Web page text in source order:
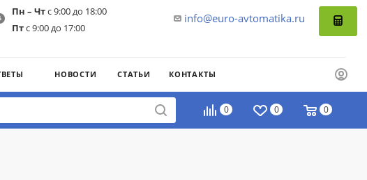
info@euro-avtomatika.ru
Пн – Чтс 9:00 до 18:00
Птс 9:00 до 17:00
НОВОСТИ СТАТЬИ КОНТАКТЫ
0 0 0